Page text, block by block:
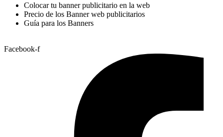
Colocar tu banner publicitario en la web
Precio de los Banner web publicitarios
Guía para los Banners
Facebook-f